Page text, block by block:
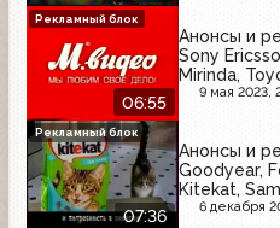
города
06:55
Анонсы и
Sony
Mirinda,
Стокманн,
9 мая 2023,
Рекламный блок
07:36
Анонсы и
Goodyear,
Kitekat,
Comet
6 декабря
Рекламный блок